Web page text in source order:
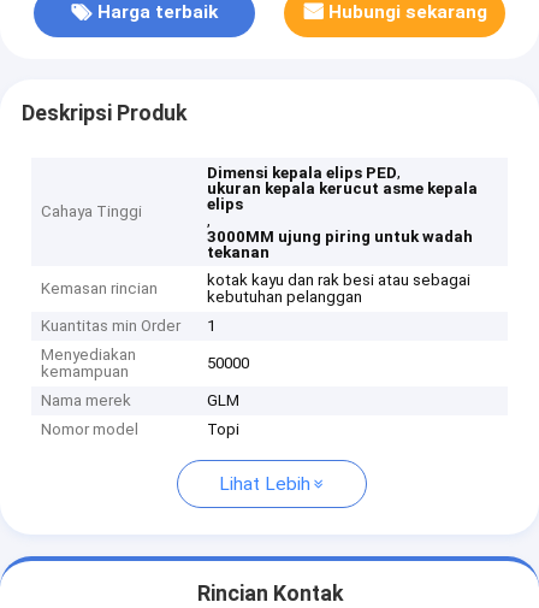
Harga terbaik Hubungi sekarang
Deskripsi Produk
Cahaya Tinggi
Dimensi kepala elips PED,
ukuran kepala kerucut asme kepala
elips
,
3000MM ujung piring untuk wadah
tekanan
Kemasan rincian
kotak kayu dan rak besi atau sebagai
kebutuhan pelanggan
Kuantitas min Order
1
Menyediakan
kemampuan
50000
Nama merek
GLM
Nomor model
Topi
Lihat Lebih
Rincian Kontak